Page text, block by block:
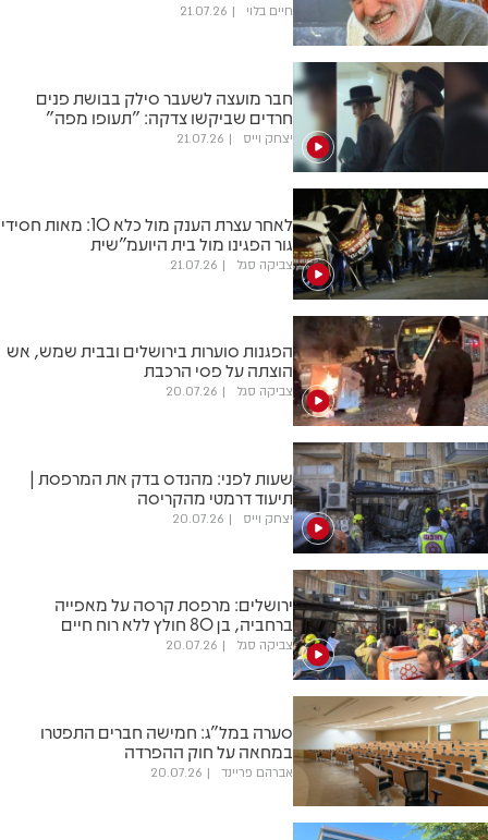
חיים בלוי 21.07.26
חבר מועצה לשעבר סילק בבושת פנים
חרדים שביקשו צדקה: "תעופו מפה"
יצחק וייס 21.07.26
לאחר עצרת הענק מול כלא 10: מאות חסידי
גור הפגינו מול בית היועמ"שית
צביקה סגל 21.07.26
הפגנות סוערות בירושלים ובבית שמש, אש
הוצתה על פסי הרכבת
צביקה סגל 20.07.26
שעות לפני: מהנדס בדק את המרפסת |
תיעוד דרמטי מהקריסה
יצחק וייס 20.07.26
ירושלים: מרפסת קרסה על מאפייה
ברחביה, בן 80 חולץ ללא רוח חיים
צביקה סגל 20.07.26
סערה במל”ג: חמישה חברים התפטרו
במחאה על חוק ההפרדה
אברהם פריינד 20.07.26